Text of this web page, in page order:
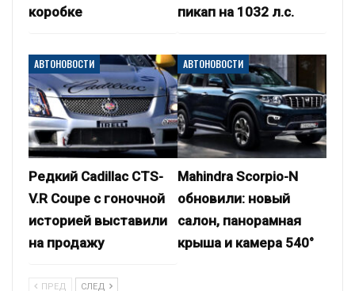
коробке
пикап на 1032 л.с.
АВТОНОВОСТИ
Редкий Cadillac CTS-
V.R Coupe с гоночной
историей выставили
на продажу
АВТОНОВОСТИ
Mahindra Scorpio-N
обновили: новый
салон, панорамная
крыша и камера 540°
ПРЕД СЛЕД